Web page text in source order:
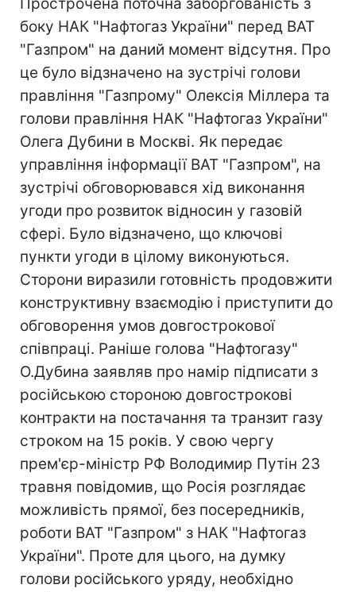
боку НАК "Нафтогаз України" перед ВАТ
"Газпром" на даний момент відсутня. Про
це було відзначено на зустрічі голови
правління "Газпрому" Олексія Міллера та
голови правління НАК "Нафтогаз України"
Олега Дубини в Москві. Як передає
управління інформації ВАТ "Газпром", на
зустрічі обговорювався хід виконання
угоди про розвиток відносин у газовій
сфері. Було відзначено, що ключові
пункти угоди в цілому виконуються.
Сторони виразили готовність продовжити
конструктивну взаємодію і приступити до
обговорення умов довгострокової
співпраці. Раніше голова "Нафтогазу"
О.Дубина заявляв про намір підписати з
російською стороною довгострокові
контракти на постачання та транзит газу
строком на 15 років. У свою чергу
прем'єр-міністр РФ Володимир Путін 23
травня повідомив, що Росія розглядає
можливість прямої, без посередників,
роботи ВАТ "Газпром" з НАК "Нафтогаз
України". Проте для цього, на думку
голови російського уряду, необхідно